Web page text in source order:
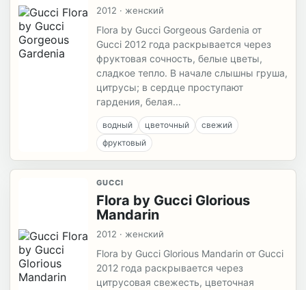
2012 · женский
Flora by Gucci Gorgeous Gardenia от
Gucci 2012 года раскрывается через
фруктовая сочность, белые цветы,
сладкое тепло. В начале слышны груша,
цитрусы; в сердце проступают
гардения, белая...
водный цветочный
свежий
фруктовый
GUCCI
Flora by Gucci Glorious
Mandarin
2012 · женский
Flora by Gucci Glorious Mandarin от Gucci
2012 года раскрывается через
цитрусовая свежесть, цветочная